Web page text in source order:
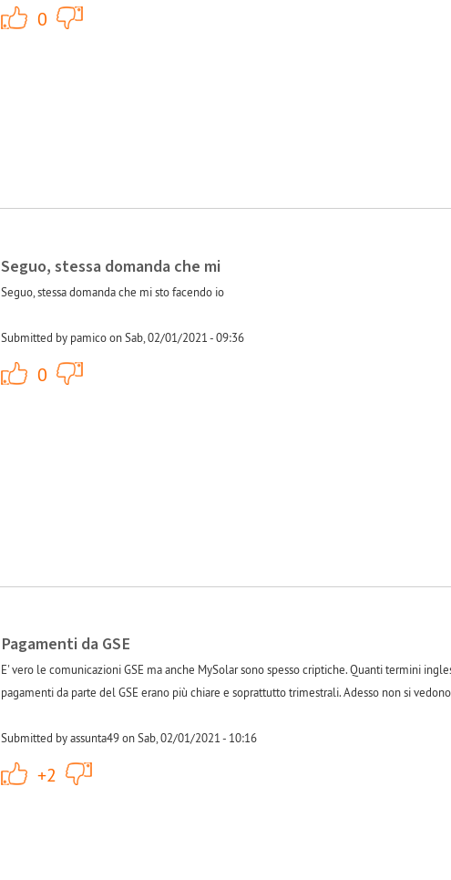
0
Seguo, stessa domanda che mi
Seguo, stessa domanda che mi sto facendo io
Submitted by pamico on Sab, 02/01/2021 - 09:36
0
Pagamenti da GSE
E' vero le comunicazioni GSE ma anche MySolar sono spesso criptiche. Quanti termini
pagamenti da parte del GSE erano più chiare e soprattutto trimestrali. Adesso non si
Submitted by assunta49 on Sab, 02/01/2021 - 10:16
+1
+2